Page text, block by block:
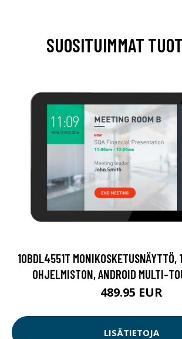
SUOSITUIMMAT
10BDL4551T MONIKOSKETUSNÄYTTÖ,
OHJELMISTON, ANDROID MULTI-
489.95 EUR
LISÄTIETOJA